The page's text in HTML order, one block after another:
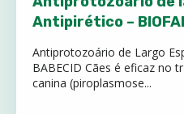
Antipirético –
Antiprotozoário de Largo
BABECID Cães é eficaz no
canina (piroplasmose...